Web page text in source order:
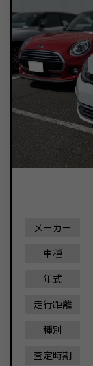
メーカー
車種
年式
走行距離
種別
査定時期